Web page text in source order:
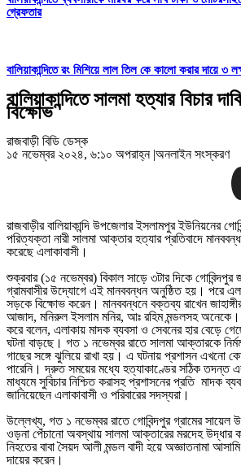
গ্রেফতার
বালিয়াকান্দিতে রং মিশিয়ে লাল তিল কে কালো করার দায়ে ৩
বালিয়াকান্দিতে সালমা হত্যার বিচার
বিক্ষোভ
রাজবাড়ী বিডি ডেস্ক
১৫ নভেম্বর ২০২৪, ৬:১০ অপরাহ্ন |অনলাইন সংস্করণ
রাজবাড়ীর বালিয়াকান্দি উপজেলার ইসলামপুর ইউনিয়নের
পরিত্যক্তা নারী সালমা আক্তার হত্যার প্রতিবাদে
করেছে এলাকাবাসী।
শুক্রবার (১৫ নভেম্বর) বিকাল সাড়ে ৩টার দিকে গোবিন্দপুর
গ্রামবাসীর উদ্যোগে এই মানববন্ধন অনুষ্ঠিত হয়। পরে
সড়কে বিক্ষোভ করেন। মানববন্ধনে বক্তব্য রাখেন
আজাদ, মনিরুল ইসলাম মনির, আঃ রহিম মন্ডলসহ
করে বলেন, এলাকায় মাদক ব্যবসা ও সেবনের হার বেড়ে
ঘটনা বাড়ছে। গত ১ নভেম্বর রাতে সালমা আক্তারকে
গাছের সঙ্গে ঝুলিয়ে রাখা হয়। এ ঘটনায় প্রশাসন এখনো
পারেনি। দ্রুত সময়ের মধ্যে হত্যাকাণ্ডের সঠিক তদন্ত
মাধ্যমে সুবিচার নিশ্চিত করাসহ প্রশাসনের প্রতি মাদক
জানিয়েছেন এলাকাবাসী ও পরিবারের সদস্যরা।
উল্লেখ্য, গত ১ নভেম্বর রাতে গোবিন্দপুর গ্রামের সায়েল
ওড়না পেঁচানো অবস্থায় সালমা আক্তারের মরদেহ উদ্ধার
নিহতের বাবা সৈয়দ আলী মন্ডল বাদী হয়ে অজ্ঞাতনামা
দায়ের করেন।